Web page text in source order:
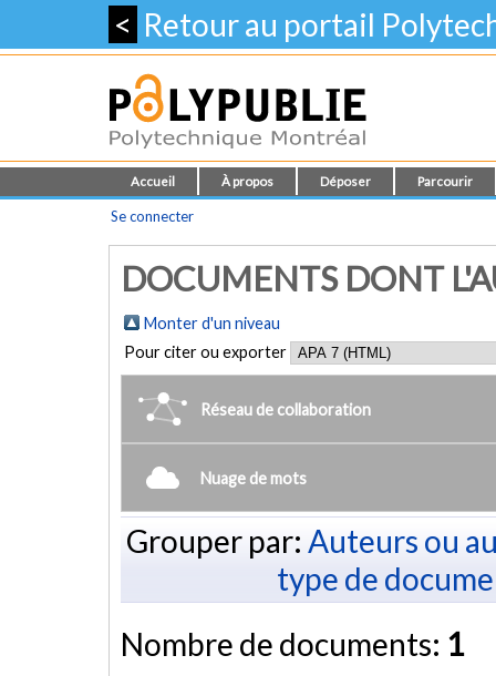
< Retour au portail
Accueil À propos Déposer Parcourir
Se connecter
DOCUMENTS DONT
Monter d'un niveau
Pour citer ou exporter
Réseau de collaboration
Nuage de mots
Grouper par: Auteurs ou
type de
Nombre de documents: 1